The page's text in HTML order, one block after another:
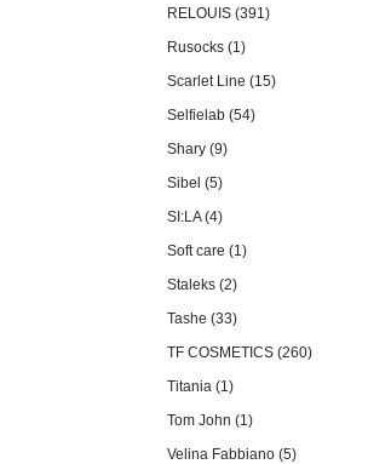
RELOUIS (391)
Rusocks (1)
Scarlet Line (15)
Selfielab (54)
Shary (9)
Sibel (5)
SI:LA (4)
Soft care (1)
Staleks (2)
Tashe (33)
TF COSMETICS (260)
Titania (1)
Tom John (1)
Velina Fabbiano (5)